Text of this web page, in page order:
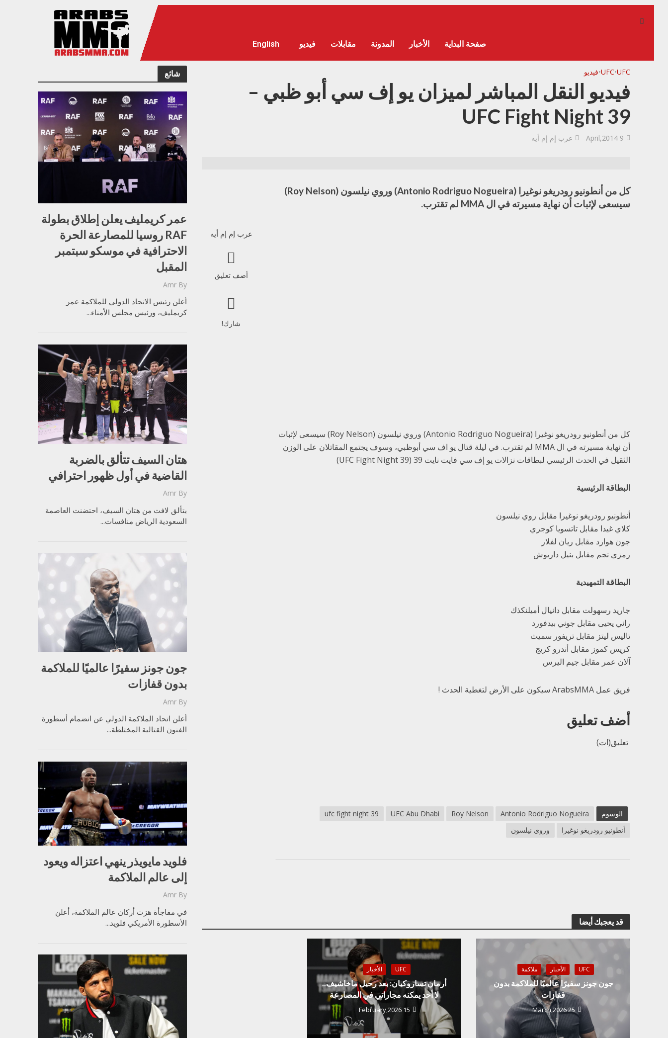
صفحة البداية الأخبار المدونة مقابلات فيديو English
شائع
عمر كريمليف يعلن إطلاق بطولة
RAF روسيا للمصارعة الحرة
الاحترافية في موسكو سبتمبر
المقبل
By
Amr
أعلن رئيس الاتحاد الدولي للملاكمة عمر
كريمليف، ورئيس مجلس الأمناء...
هتان السيف تتألق بالضربة
القاضية في أول ظهور احترافي
By
Amr
بتألق لافت من هتان السيف، احتضنت العاصمة
السعودية الرياض منافسات...
جون جونز سفيرًا عالميًا للملاكمة
بدون قفازات
By
Amr
أعلن اتحاد الملاكمة الدولي عن انضمام أسطورة
الفنون القتالية المختلطة...
فلويد مايويذر ينهي اعتزاله ويعود
إلى عالم الملاكمة
By
Amr
في مفاجأة هزت أركان عالم الملاكمة، أعلن
الأسطورة الأمريكي فلويد...
UFC
•
UFC
•فيديو
فيديو النقل المباشر لميزان يو إف سي أبو ظبي –
UFC Fight Night 39
9 April,2014 عرب إم إم أيه
عرب إم إم أيه
أضف تعليق
شارك!
كل من أنطونيو رودريغو نوغيرا ​(Antonio Rodriguo Nogueira) ​وروي نيلسون (Roy Nelson)
سيسعى لإثبات أن نهاية مسيرته في ال MMA لم تقترب.
كل من أنطونيو رودريغو نوغيرا ​(Antonio Rodriguo Nogueira) ​وروي نيلسون (Roy Nelson) سيسعى لإثبات
أن نهاية مسيرته في ال MMA لم تقترب. في ليلة قتال يو اف سي أبوظبي، وسوف يجتمع المقاتلان على الوزن
الثقيل في الحدث الرئيسي لبطاقات نزالات يو إف سي فايت نايت 39 (UFC Fight Night 39)
البطاقة الرئيسية
أنطونيو رودريغو نوغيرا ​​مقابل روي نيلسون
كلاي غيدا مقابل تاتسويا كوجري
جون هوارد مقابل ريان لفلار
رمزي نجم مقابل بنيل داريوش
البطاقة التمهيدية
جاريد رسهولت مقابل دانيال أميلنكذك
راني يحيى مقابل جوني بيدفورد
تاليس ليتز مقابل تريفور سميث
كريس كموز مقابل أندرو كريج
آلان عمر مقابل جيم اليرس
فريق عمل ArabsMMA سيكون على الأرض لتغطية الحدث !
أضف تعليق
تعليق(ات)
الوسوم Antonio Rodriguo Nogueira
Roy Nelson
UFC Abu Dhabi
ufc fight night 39
أنطونيو رودريغو نوغيرا
وروي نيلسون
قد يعجبك أيضا
UFC الأخبار ملاكمة
جون جونز سفيرًا عالميًا للملاكمة بدون
قفازات
25 March,2026
UFC الأخبار
أرمان تساروكيان: بعد رحيل ماخاشيف..
لا أحد يمكنه مجاراتي في المصارعة
15 February,2026